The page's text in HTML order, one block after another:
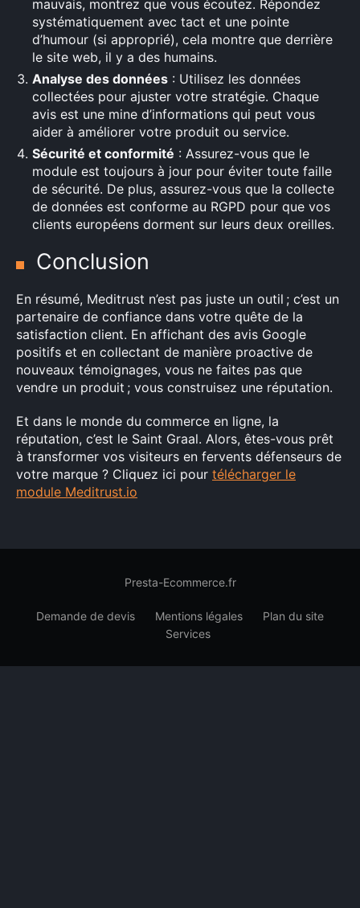
mauvais, montrez que vous écoutez. Répondez
systématiquement avec tact et une pointe
d’humour (si approprié), cela montre que derrière
le site web, il y a des humains.
Analyse des données : Utilisez les données
collectées pour ajuster votre stratégie. Chaque
avis est une mine d’informations qui peut vous
aider à améliorer votre produit ou service.
Sécurité et conformité : Assurez-vous que le
module est toujours à jour pour éviter toute faille
de sécurité. De plus, assurez-vous que la collecte
de données est conforme au RGPD pour que vos
clients européens dorment sur leurs deux oreilles.
Conclusion
En résumé, Meditrust n’est pas juste un outil ; c’est un
partenaire de confiance dans votre quête de la
satisfaction client. En affichant des avis Google
positifs et en collectant de manière proactive de
nouveaux témoignages, vous ne faites pas que
vendre un produit ; vous construisez une réputation.
Et dans le monde du commerce en ligne, la
réputation, c’est le Saint Graal. Alors, êtes-vous prêt
à transformer vos visiteurs en fervents défenseurs de
votre marque ? Cliquez ici pour télécharger le
module Meditrust.io
Presta-Ecommerce.fr
Demande de devis Mentions légales
Plan du site
Services